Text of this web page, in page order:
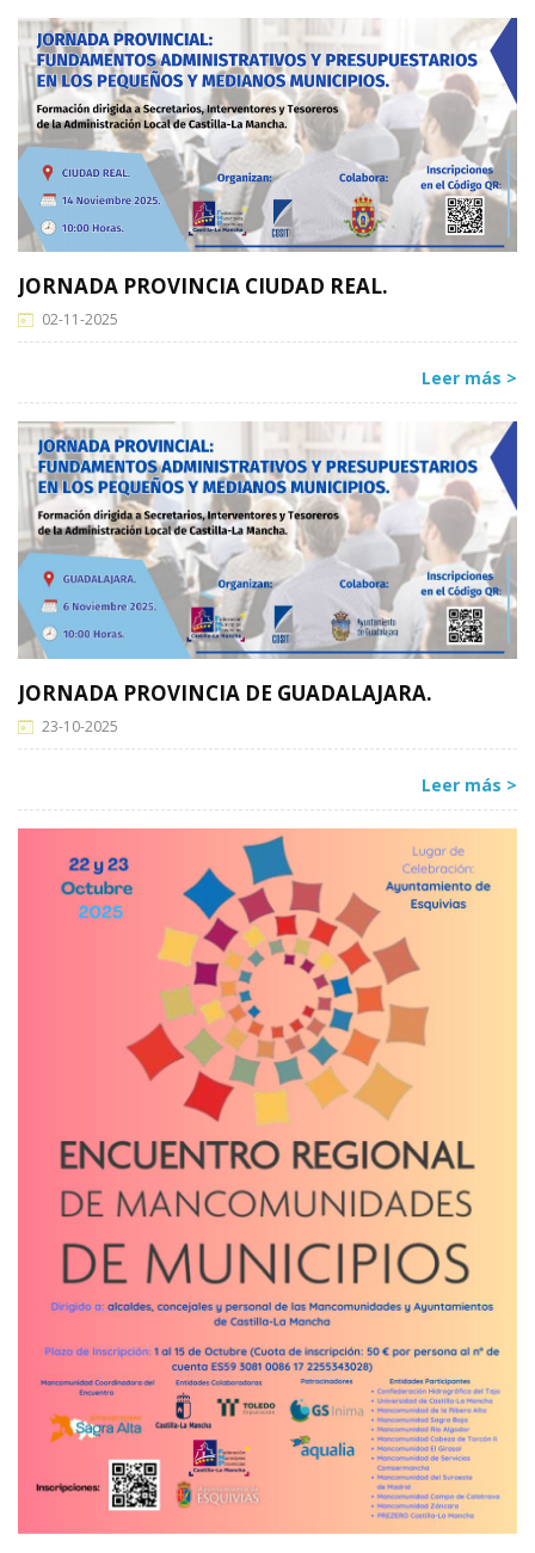
JORNADA PROVINCIA CIUDAD REAL.
02-11-2025
Leer más >
JORNADA PROVINCIA DE GUADALAJARA.
23-10-2025
Leer más >